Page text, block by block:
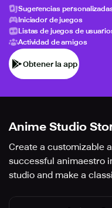
Sugerencias
Iniciador de juegos
Listas de juegos de
Actividad de amigos
Obtener la app
Anime Studio
Create a customizable
successful animaestro
studio and make a